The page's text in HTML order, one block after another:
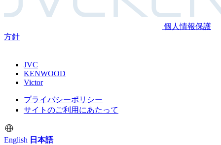
方針
JVC
KENWOOD
プライバシーポリシー